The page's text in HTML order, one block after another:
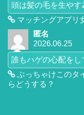
頭は髪の毛を生やす
マッチングアプリ
匿名
2026.06.25
誰もハゲの心配をし
ぶっちゃけこのタ
らどうする？